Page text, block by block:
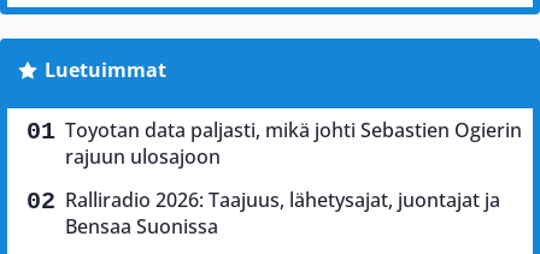
Luetuimmat
Toyotan data paljasti, mikä johti Sebastien Ogierin
rajuun ulosajoon
Ralliradio 2026: Taajuus, lähetysajat, juontajat ja
Bensaa Suonissa